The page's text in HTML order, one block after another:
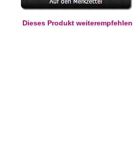
Dieses Produkt weiterempfehlen